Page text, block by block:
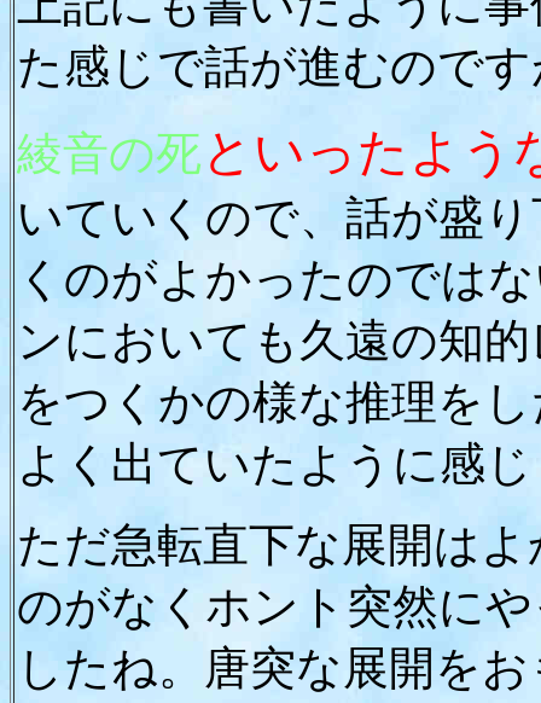
た感じで話が進むので
綾音の死といったよう
いていくので、話が盛
くのがよかったのでは
ンにおいても久遠の知
をつくかの様な推理を
よく出ていたように感
ただ急転直下な展開は
のがなくホント突然に
したね。唐突な展開を